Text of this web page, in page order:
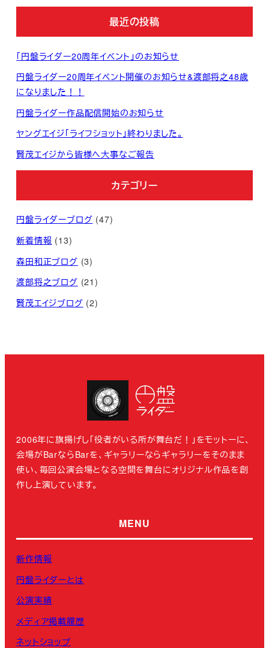
最近の投稿
「円盤ライダー20周年イベント」のお知らせ
円盤ライダー20周年イベント開催のお知らせ&渡部将之48歳
になりました！！
円盤ライダー作品配信開始のお知らせ
ヤングエイジ「ライフショット」終わりました。
賢茂エイジから皆様へ大事なご報告
カテゴリー
円盤ライダーブログ (47)
新着情報 (13)
森田和正ブログ (3)
渡部将之ブログ (21)
賢茂エイジブログ (2)
2006年に旗揚げし「役者がいる所が舞台だ！」をモットーに、
会場がBarならBarを、ギャラリーならギャラリーをそのまま
使い、毎回公演会場となる空間を舞台にオリジナル作品を創
作し上演しています。
MENU
新作情報
円盤ライダーとは
公演実績
メディア掲載履歴
ネットショップ